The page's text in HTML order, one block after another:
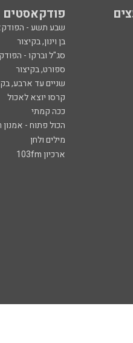
פודקאסטים
שבע תשע -
בן וינון, בקיצור
סג"ל וברקו -
ספורט, בקיצור
שניים עד ארבע,
קרסו יוצא לאכול
ככה קמתי
הכול פתוח - אמנון
מילים ולחן
ארכיון 103fm